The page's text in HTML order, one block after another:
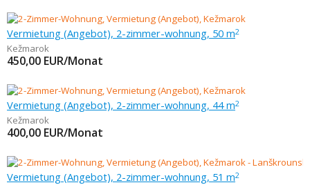
Vermietung (Angebot), 2-zimmer-wohnung, 50 m2
Kežmarok
450,00 EUR/Monat
Vermietung (Angebot), 2-zimmer-wohnung, 44 m2
Kežmarok
400,00 EUR/Monat
Vermietung (Angebot), 2-zimmer-wohnung, 51 m2